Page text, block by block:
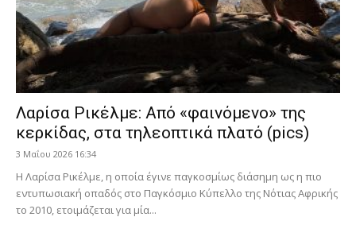
Λαρίσα Ρικέλμε: Από «φαινόμενο» της
κερκίδας, στα τηλεοπτικά πλατό (pics)
3 Μαΐου 2026 16:34
Η Λαρίσα Ρικέλμε, η οποία έγινε παγκοσμίως διάσημη ως η πιο
εντυπωσιακή οπαδός στο Παγκόσμιο Κύπελλο της Νότιας Αφρικής
το 2010, ετοιμάζεται για μία...